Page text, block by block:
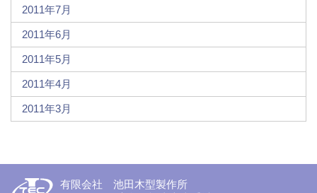
2011年7月
2011年6月
2011年5月
2011年4月
2011年3月
有限会社 池田木型製作所